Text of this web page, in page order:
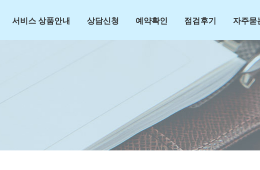
서비스 상품안내 상담신청 예약확인 점검후기 자주묻